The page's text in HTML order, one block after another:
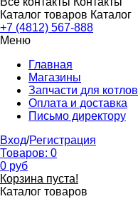
Каталог товаров Каталог
+7 (4812) 567-888
Меню
Главная
Магазины
Запчасти для котлов
Оплата и доставка
Письмо директору
Вход/Регистрация
Товаров: 0
0 руб
Корзина пуста!
Каталог товаров